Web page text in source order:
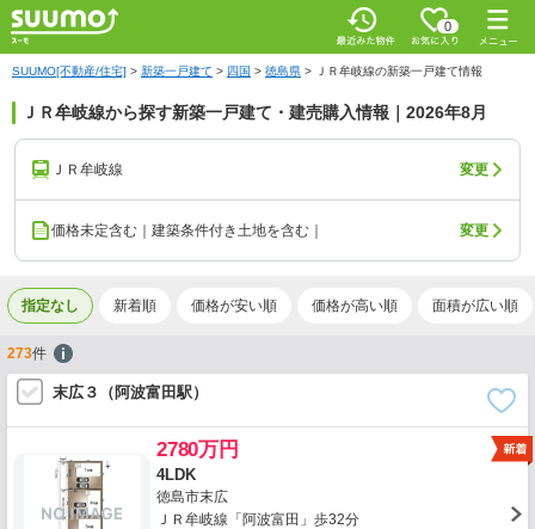
0
SUUMO[不動産/住宅] > 新築一戸建て > 四国 > 徳島県 > ＪＲ牟岐線の新築一戸建て情報
ＪＲ牟岐線から探す新築一戸建て・建売購入情報｜2026年8月
ＪＲ牟岐線 変更
価格未定含む｜建築条件付き土地を含む｜ 変更
指定なし 新着順 価格が安い順 価格が高い順 面積が広い順
273件
末広３（阿波富田駅）
2780万円
4LDK
徳島市末広
ＪＲ牟岐線「阿波富田」歩32分